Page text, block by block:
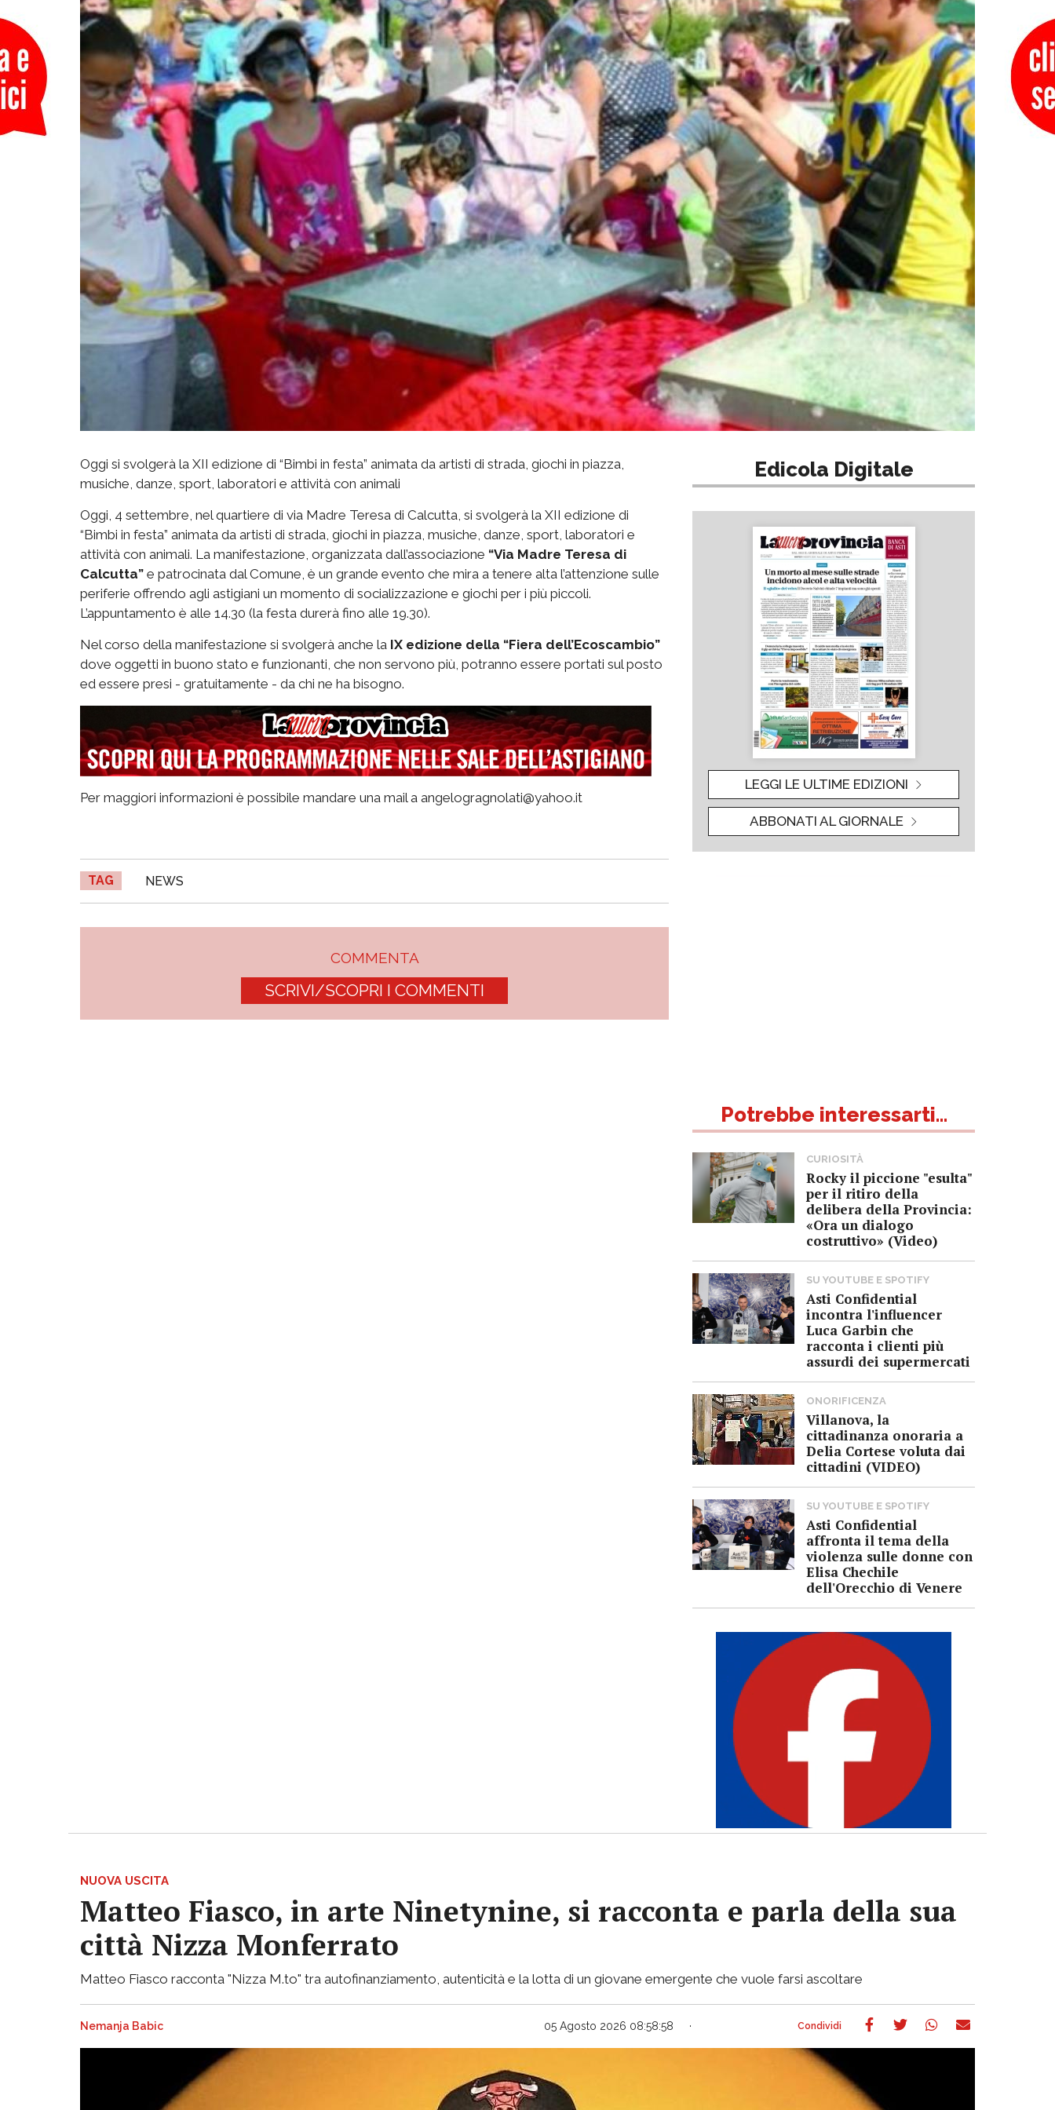
Oggi si svolgerà la XII edizione di “Bimbi in festa” animata da artisti di strada, giochi in piazza,
musiche, danze, sport, laboratori e attività con animali
Oggi, 4 settembre, nel quartiere di via Madre Teresa di Calcutta, si svolgerà la XII edizione di
“Bimbi in festa” animata da artisti di strada, giochi in piazza, musiche, danze, sport, laboratori e
attività con animali. La manifestazione, organizzata dall’associazione “Via Madre Teresa di
Calcutta” e patrocinata dal Comune, è un grande evento che mira a tenere alta l’attenzione sulle
periferie offrendo agli astigiani un momento di socializzazione e giochi per i più piccoli.
L’appuntamento è alle 14.30 (la festa durerà fino alle 19.30).
Nel corso della manifestazione si svolgerà anche la IX edizione della “Fiera dell’Ecoscambio”
dove oggetti in buono stato e funzionanti, che non servono più, potranno essere portati sul posto
ed essere presi - gratuitamente - da chi ne ha bisogno.
Per maggiori informazioni è possibile mandare una mail a angelogragnolati@yahoo.it
TAG NEWS
COMMENTA
SCRIVI/SCOPRI I COMMENTI
Edicola Digitale
LEGGI LE ULTIME EDIZIONI
ABBONATI AL GIORNALE
Potrebbe interessarti...
CURIOSITÀ
Rocky il piccione "esulta"
per il ritiro della
delibera della Provincia:
«Ora un dialogo
costruttivo» (Video)
SU YOUTUBE E SPOTIFY
Asti Confidential
incontra l'influencer
Luca Garbin che
racconta i clienti più
assurdi dei supermercati
ONORIFICENZA
Villanova, la
cittadinanza onoraria a
Delia Cortese voluta dai
cittadini (VIDEO)
SU YOUTUBE E SPOTIFY
Asti Confidential
affronta il tema della
violenza sulle donne con
Elisa Chechile
dell'Orecchio di Venere
NUOVA USCITA
Matteo Fiasco, in arte Ninetynine, si racconta e parla della sua
città Nizza Monferrato
Matteo Fiasco racconta "Nizza M.to" tra autofinanziamento, autenticità e la lotta di un giovane emergente che vuole farsi ascoltare
Nemanja Babic 05 Agosto 2026 08:58:58